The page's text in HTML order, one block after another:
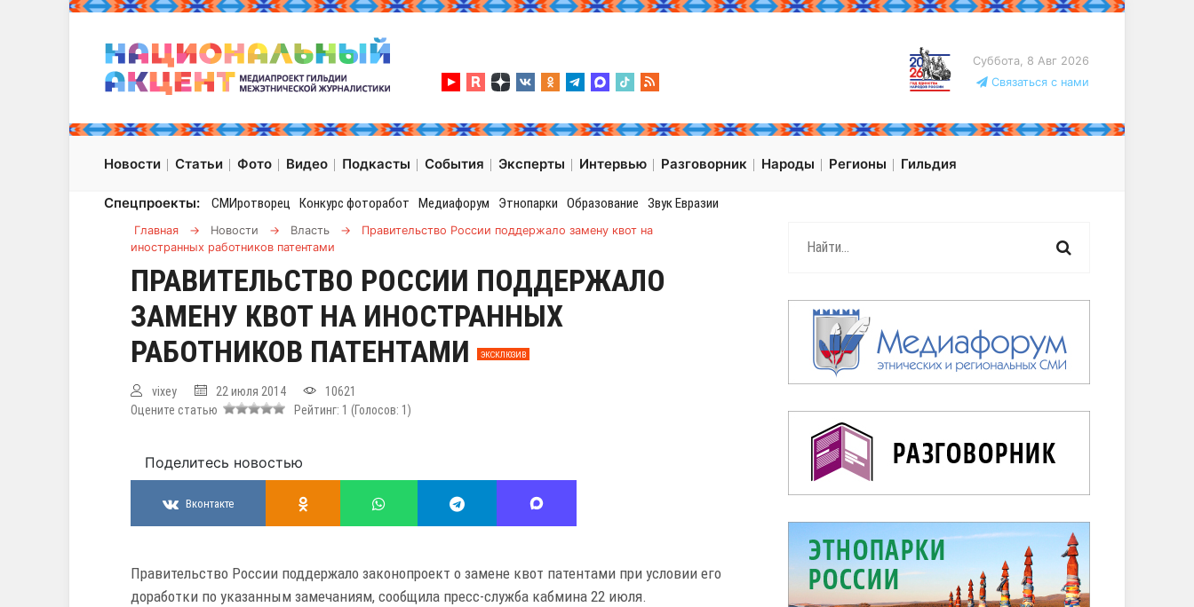
Суббота, 8 Авг 2026
Связаться с нами
Новости Статьи Фото Видео Подкасты События Эксперты Интервью Разговорник Народы Регионы Гильдия
Спецпроекты: СМИротворец Конкурс фоторабот Медиафорум Этнопарки Образование Звук Евразии
Главная → Новости → Власть →
Правительство России поддержало замену квот на
иностранных работников патентами
ПРАВИТЕЛЬСТВО РОССИИ ПОДДЕРЖАЛО
ЗАМЕНУ КВОТ НА ИНОСТРАННЫХ
РАБОТНИКОВ ПАТЕНТАМИ
ЭКСКЛЮЗИВ
vixey 22 июля 2014
10621
Оцените статью
Рейтинг: 1 (Голосов: 1 )
Поделитесь новостью
Вконтакте
Правительство России поддержало законопроект о замене квот патентами при условии его
доработки по указанным замечаниям, сообщила пресс-служба кабмина 22 июля.